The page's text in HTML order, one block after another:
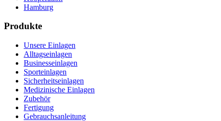
Hamburg
Produkte
Unsere Einlagen
Alltagseinlagen
Businesseinlagen
Sporteinlagen
Sicherheitseinlagen
Medizinische Einlagen
Zubehör
Fertigung
Gebrauchsanleitung